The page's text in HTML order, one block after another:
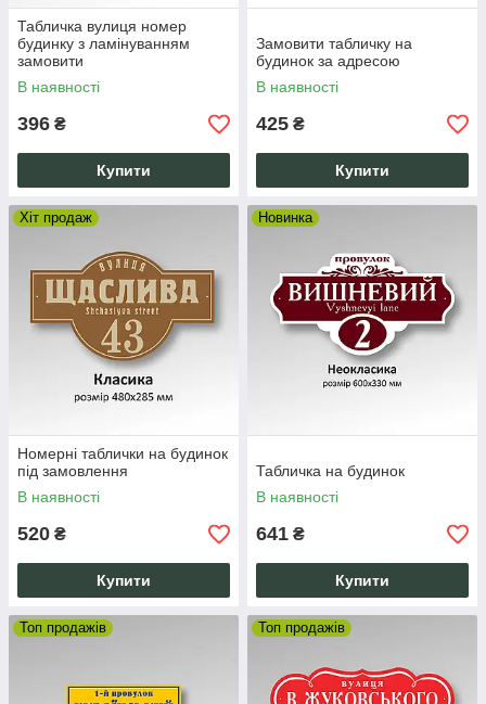
Табличка вулиця номер
будинку з ламінуванням
замовити
В наявності
396 ₴
Купити
Замовити табличку на
будинок за адресою
В наявності
425 ₴
Купити
Хіт продаж
Номерні таблички на будинок
під замовлення
В наявності
520 ₴
Купити
Новинка
Табличка на будинок
В наявності
641 ₴
Купити
Топ продажів Топ продажів